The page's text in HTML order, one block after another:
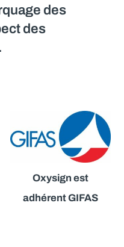
des
des
Oxysign est
adhérent GIFAS